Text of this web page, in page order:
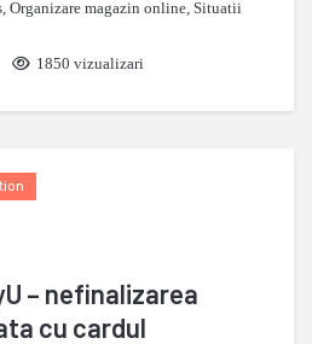
, Organizare magazin online, Situatii
1850 vizualizari
– nefinalizarea
cu cardul